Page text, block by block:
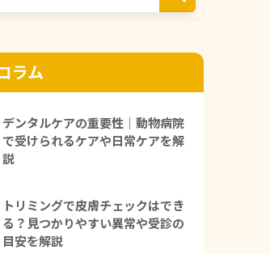
ラム
デンタルケアの重要性｜動物病院
で受けられるケアや日常ケアを解
説
トリミングで皮膚チェックはでき
る？見つかりやすい異常や受診の
目安を解説